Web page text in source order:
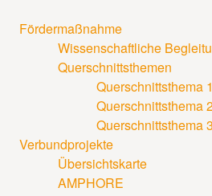
Fördermaßnahme
Wissenschaftliche
Querschnittsthemen
Querschnittsthema 1
Querschnittsthema
Querschnittsthema 3
Verbundprojekte
Übersichtskarte
AMPHORE